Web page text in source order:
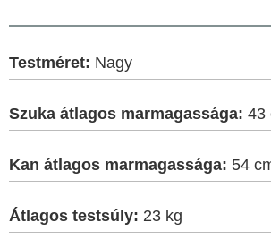
Testméret: Nagy
Szuka átlagos marmagassága: 43
Kan átlagos marmagassága: 54
Átlagos testsúly: 23 kg